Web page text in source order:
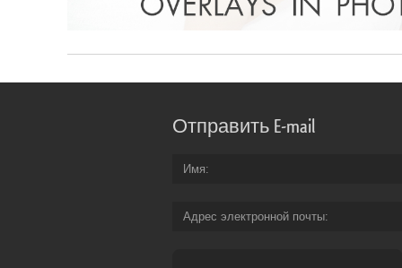
Отправить E-mail
Имя
Адрес электронной почты